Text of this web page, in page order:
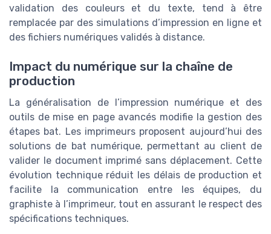
validation des couleurs et du texte, tend à être
remplacée par des simulations d’impression en ligne et
des fichiers numériques validés à distance.
Impact du numérique sur la chaîne de
production
La généralisation de l’impression numérique et des
outils de mise en page avancés modifie la gestion des
étapes bat. Les imprimeurs proposent aujourd’hui des
solutions de bat numérique, permettant au client de
valider le document imprimé sans déplacement. Cette
évolution technique réduit les délais de production et
facilite la communication entre les équipes, du
graphiste à l’imprimeur, tout en assurant le respect des
spécifications techniques.